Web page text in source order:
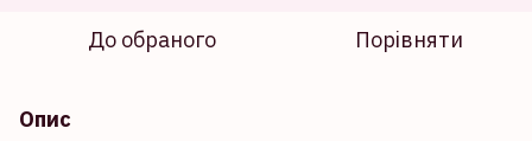
До обраного Порівняти
Опис